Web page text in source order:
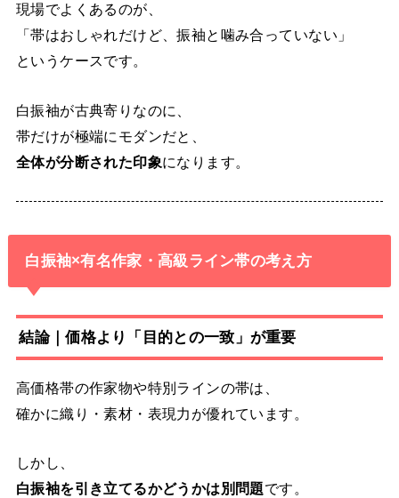
現場でよくあるのが、
「帯はおしゃれだけど、振袖と噛み合っていない」
というケースです。
白振袖が古典寄りなのに、
帯だけが極端にモダンだと、
全体が分断された印象になります。
白振袖×有名作家・高級ライン帯の考え方
結論｜価格より「目的との一致」が重要
高価格帯の作家物や特別ラインの帯は、
確かに織り・素材・表現力が優れています。
しかし、
白振袖を引き立てるかどうかは別問題です。